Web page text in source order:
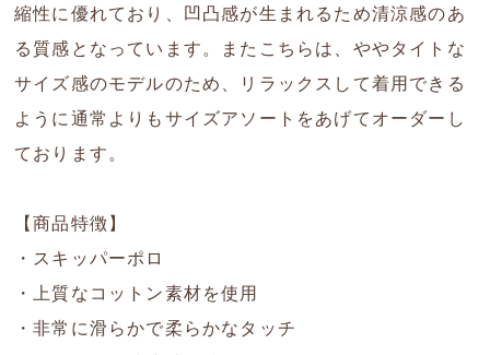
縮性に優れており、凹凸感が生まれるため清涼感のあ
る質感となっています。またこちらは、ややタイトな
サイズ感のモデルのため、リラックスして着用できる
ように通常よりもサイズアソートをあげてオーダーし
ております。
【商品特徴】
・スキッパーポロ
・上質なコットン素材を使用
・非常に滑らかで柔らかなタッチ